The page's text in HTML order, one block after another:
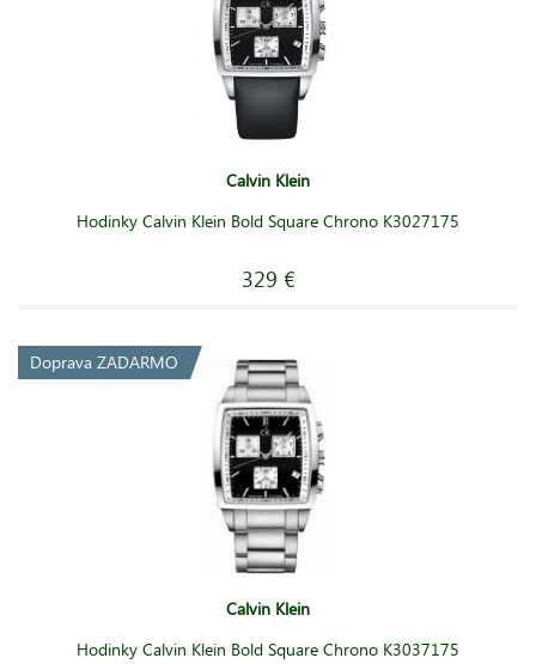
Calvin Klein
Hodinky Calvin Klein Bold Square Chrono K3027175
329 €
Doprava ZADARMO
Calvin Klein
Hodinky Calvin Klein Bold Square Chrono K3037175